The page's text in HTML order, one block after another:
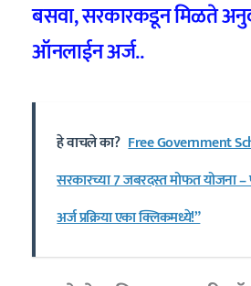
बसवा,सरकारकडून मिळते
ऑनलाईन अर्ज..
हे वाचले का? Free Government
सरकारच्या 7 जबरदस्त मोफत योजना –
अर्ज प्रक्रिया एका क्लिकमध्ये!”